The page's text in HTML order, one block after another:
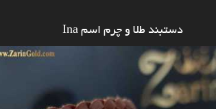
دستبند طلا و چرم اسم Ina